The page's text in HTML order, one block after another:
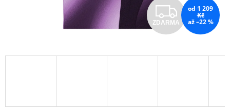
Z
D
A
ZDARMA
od 1 209
Kč
až –22 %